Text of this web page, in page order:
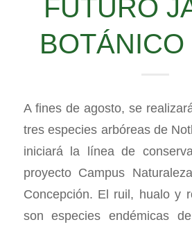
FUTURO
A fines de agosto, se
tres especies arbóreas de
iniciará la línea de
proyecto Campus
Concepción. El ruil, hualo y
son especies endémicas